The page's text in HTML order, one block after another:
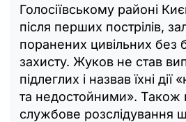
Голосіївському районі
після перших пострілів,
поранених цивільних без
захисту. Жуков не став
підлеглих і назвав їхні
та недостойними». Також
службове розслідування